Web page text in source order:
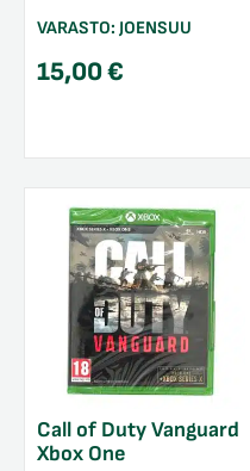
VARASTO: JOENSUU
15,00€
Call of Duty Vanguard
Xbox One